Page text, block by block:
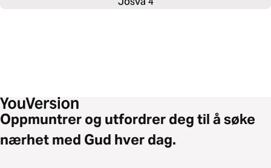
Oppmuntrer og utfordrer deg til å søke
nærhet med Gud hver dag.